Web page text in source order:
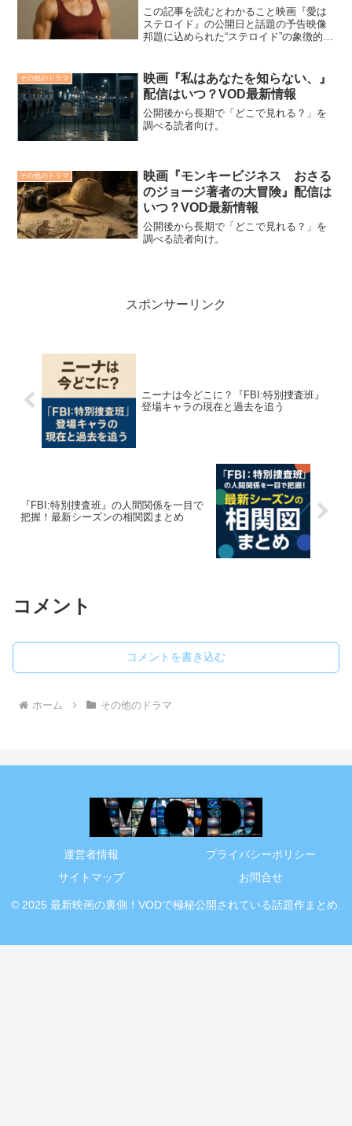
この記事を読むとわかること映画『愛は
ステロイド』の公開日と話題の予告映像
邦題に込められた“ステロイド”の象徴的な
ド』の最新ニュースと、監督ローズ・グ
ラス氏が語る制作秘話...
その他のドラマ
映画『私はあなたを知らない、』
配信はいつ？VOD最新情報
公開後から長期で「どこで見れる？」を
調べる読者向け。
その他のドラマ
映画『モンキービジネス おさる
のジョージ著者の大冒険』配信は
いつ？VOD最新情報
公開後から長期で「どこで見れる？」を
調べる読者向け。
スポンサーリンク
ニーナは今どこに？『FBI:特別捜査班』
登場キャラの現在と過去を追う
『FBI:特別捜査班』の人間関係を一目で
把握！最新シーズンの相関図まとめ
コメント
コメントを書き込む
ホーム その他のドラマ
運営者情報
プライバシーポリシー
サイトマップ
お問合せ
© 2025 最新映画の裏側！VODで極秘公開されている話題作まとめ.